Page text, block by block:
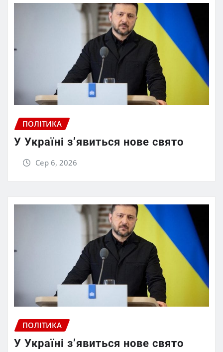
ПОЛІТИКА
У Україні з’явиться нове свято
Сер 6, 2026
ПОЛІТИКА
У Україні з’явиться нове свято